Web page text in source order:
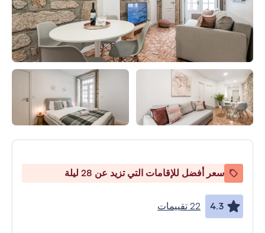
سعر أفضل للإقامات التي تزيد عن 28 ليلة
4.3 22 تقييمات